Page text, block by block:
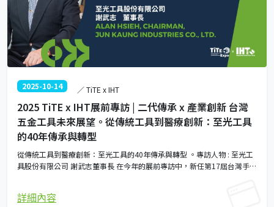
2025-10-14 ／ TiTE x IHT
2025 TiTE x IHT展前專訪 | 二代傳承 x 產業創新 台灣
五金工具未來展望。從傳統工具到醫療創新：至光工具
的40年傳承與轉型
從傳統工具到醫療創新：至光工具的40年傳承與轉型 。專訪人物 : 至光工
具股份有限公司 謝武志董事長 在今年的展前專訪中，新任第17屆台灣手工
業者還是愛好者，這場對話帶來滿滿啟發！快來現場探索台灣五金的創新
詳細內容